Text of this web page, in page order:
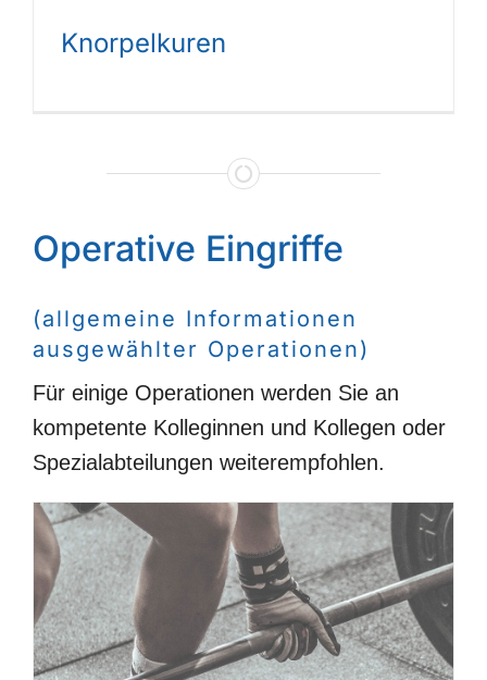
Knorpelkuren
Operative Eingriffe
(allgemeine Informationen
ausgewählter Operationen)
Für einige Operationen werden Sie an
kompetente Kolleginnen und Kollegen oder
Spezialabteilungen weiterempfohlen.